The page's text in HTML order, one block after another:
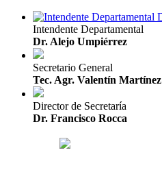
Intendente Departamental
Dr. Alejo Umpiérrez
Secretario General
Tec. Agr. Valentín Martínez
Director de Secretaría
Dr. Francisco Rocca